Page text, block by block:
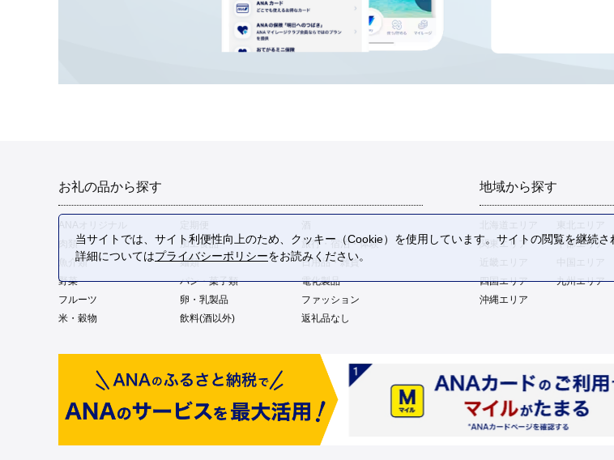
お礼の品から探す
肉類
加工食品
旅行・宿泊・体験
魚介類
麺類
日用品・雑貨
野菜
パン・菓子類
電化製品
フルーツ
卵・乳製品
ファッション
米・穀物
飲料(酒以外) 返礼品なし
地域から探す
関東エリア
中部エリア
四国エリア
九州エリア
沖縄エリア
当サイトでは、サイト利便性向上のため、クッキー（Cookie）を使用しています。サイトの閲覧を継続
詳細についてはプライバシーポリシーをお読みください。